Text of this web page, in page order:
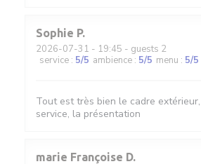
Sophie P
2026-07-31 - 19:45 - guests 2
service : 5/5 ambience : 5/5 menu : 5/5
Tout est très bien le cadre
service, la présentation
marie Françoise D